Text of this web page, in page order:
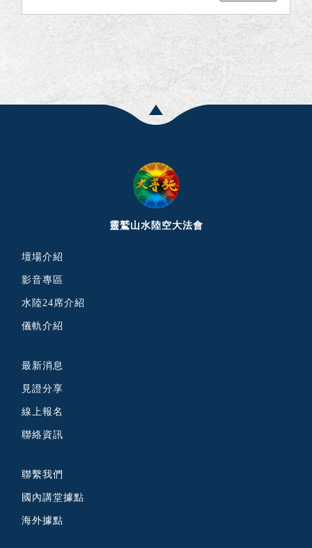
靈鷲山水陸空大法會
壇場介紹
影音專區
水陸24席介紹
儀軌介紹
最新消息
見證分享
線上報名
聯絡資訊
聯繫我們
國內講堂據點
海外據點